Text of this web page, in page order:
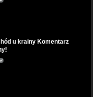
u krainy Komentarz